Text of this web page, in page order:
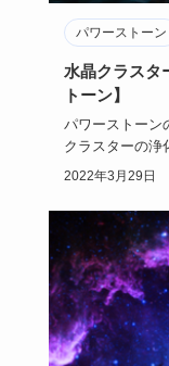
パワーストーン
水晶クラスタ
トーン】
パワーストーン
クラスターの浄
かぶったままだ…
2022年3月29日